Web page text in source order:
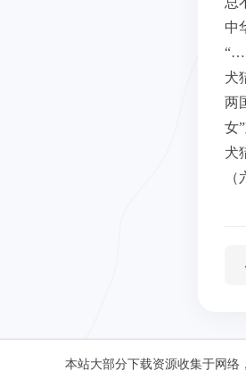
中
犬
两
女
犬
本站大部分下载资源收集于网络